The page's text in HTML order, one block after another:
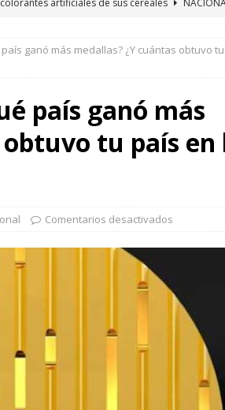
US$567 millones en el mayor fallo sobre
de más de un millón de árboles de acuerdo a
intentar limitar la ciudadanía por nacimiento
ganó más medallas? ¿Y cuántas obtuvo
país ganó más
tu país en
Comentarios desactivados